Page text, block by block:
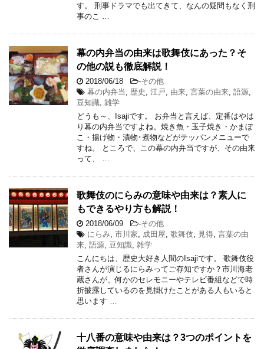
す。 刑事ドラマでも出てきて、なんの疑問もなく刑
事のこ …
幕の内弁当の由来は歌舞伎にあった？そ
の他の説も徹底解説！
2018/06/18 -その他
幕の内弁当
歴史 江戸 由来 言葉の由来 語源
豆知識 雑学
どうも～、Isajiです。 お弁当と言えば、定番はやは
り幕の内弁当ですよね。焼き魚・玉子焼き・かまぼ
こ・揚げ物・漬物･煮物などがテッパンメニューで
すね。 ところで、この幕の内弁当ですが、その由来
って、 …
歌舞伎のにらみの意味や由来は？素人に
もできるやり方も解説！
2018/06/09 -その他
にらみ 市川家 成田屋 歌舞伎 見得 言葉の由
来 語源 豆知識 雑学
こんにちは、歴史大好き人間のIsajiです。 歌舞伎役
者さんが演じるにらみってご存知ですか？市川海老
蔵さんが、何かのセレモニーやテレビ番組などで時
折披露しているのを見掛けたことがある人もいると
思います …
十八番の意味や由来は？3つのポイントを